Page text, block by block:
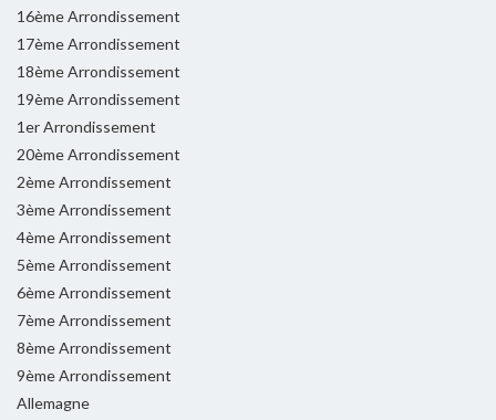
16ème Arrondissement
17ème Arrondissement
18ème Arrondissement
19ème Arrondissement
1er Arrondissement
20ème Arrondissement
2ème Arrondissement
3ème Arrondissement
4ème Arrondissement
5ème Arrondissement
6ème Arrondissement
7ème Arrondissement
8ème Arrondissement
9ème Arrondissement
Allemagne